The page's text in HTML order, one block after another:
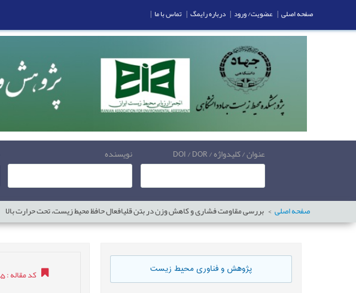
عنوان / کلیدواژه / DOI / DOR نویسنده
صفحه اصلی بررسی مقاومت فشاری و کاهش وزن در بتن قلیافعال حافظ محیط زیست، تحت حرارت بالا
پژوهش و فناوری محیط زیست کد مقاله: 1400110233555
صفحه اصلی | عضویت/ ورود | درباره رایمگ | تماس با ما |